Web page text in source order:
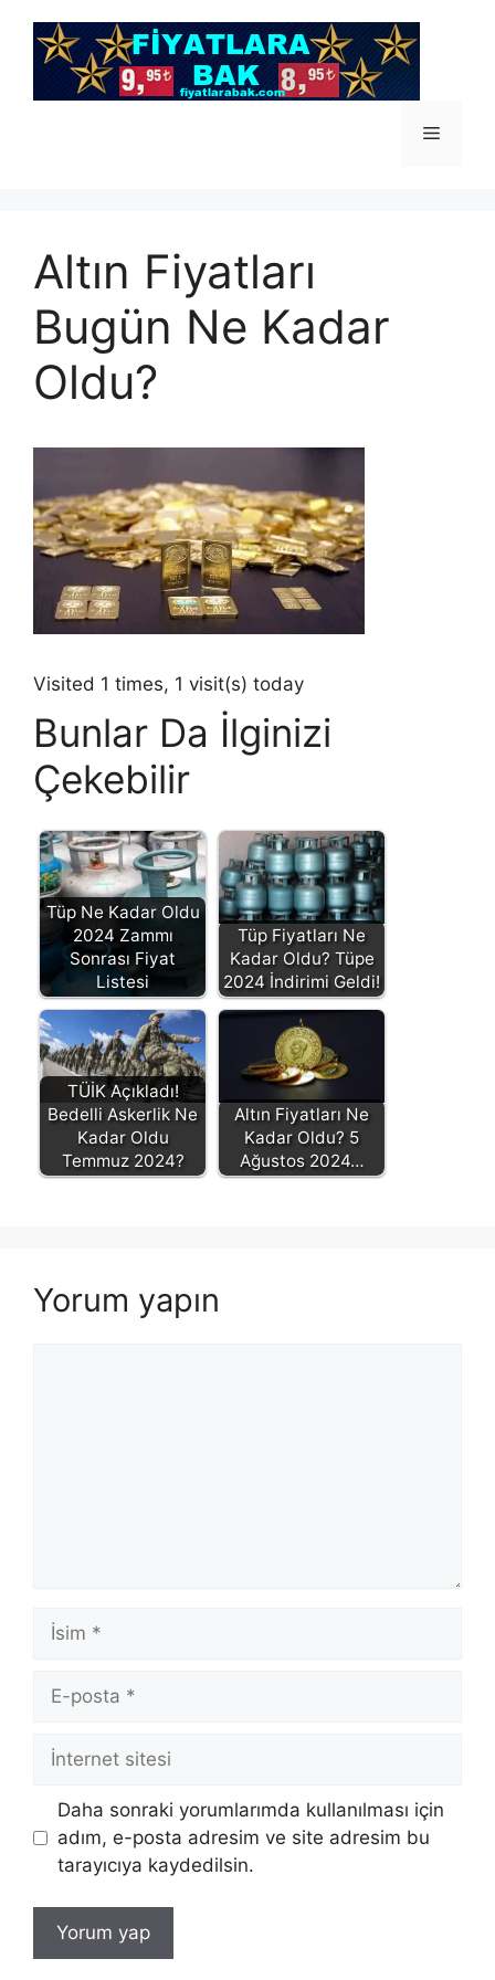
Menü
Altın Fiyatları
Bugün Ne Kadar
Oldu?
Visited 1 times, 1 visit(s) today
Bunlar Da İlginizi
Çekebilir
Tüp Ne Kadar Oldu
2024 Zammı
Sonrası Fiyat
Listesi
Tüp Fiyatları Ne
Kadar Oldu? Tüpe
2024 İndirimi Geldi!
TÜİK Açıkladı!
Bedelli Askerlik Ne
Kadar Oldu
Temmuz 2024?
Altın Fiyatları Ne
Kadar Oldu? 5
Ağustos 2024…
Yorum yapın
İsim
posta
İnternet
sitesi
Daha sonraki yorumlarımda kullanılması için
adım, e-posta adresim ve site adresim bu
tarayıcıya kaydedilsin.